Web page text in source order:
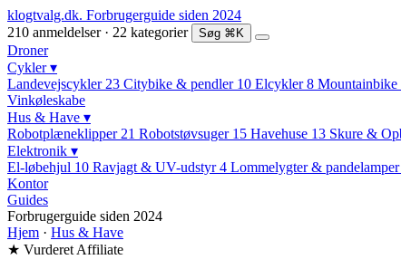
klogtvalg.dk. Forbrugerguide siden 2024
210 anmeldelser · 22 kategorier
Søg ⌘K
Droner
Cykler▾
Landevejscykler 23 Citybike & pendler 10 Elcykler 8 Mountainbike
Vinkøleskabe
Hus & Have ▾
Robotplæneklipper 21 Robotstøvsuger 15 Havehuse 13 Skure &
Elektronik ▾
El-løbehjul 10 Ravjagt & UV-udstyr 4 Lommelygter & pandelamper
Kontor
Guides
Forbrugerguide siden 2024
Hjem · Hus & Have
★ Vurderet Affiliate